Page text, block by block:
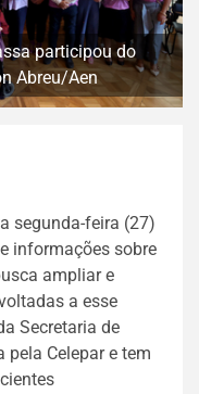
participou do
Abreu/Aen
segunda-feira (27)
informações sobre
ampliar e
a esse
Secretaria de
pela Celepar e tem